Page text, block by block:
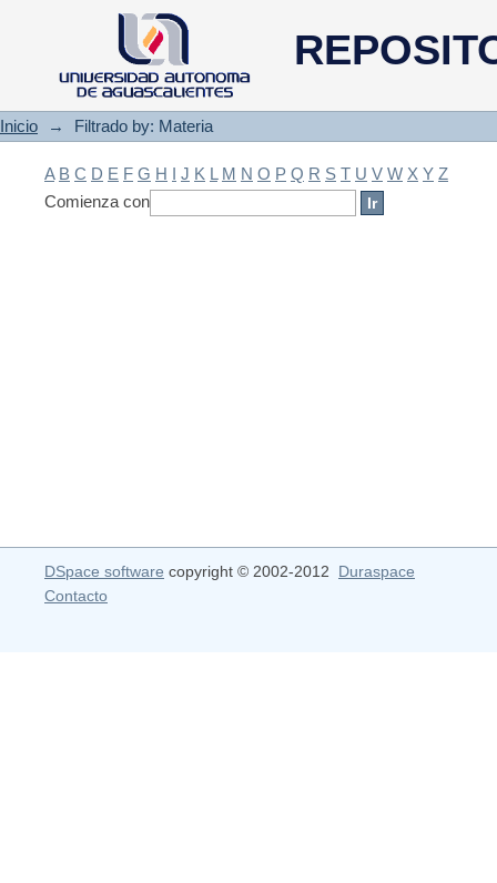
Filtrado by: Materia
Inicio → Filtrado by: Materia
A B C D E F G H I J K L M N O P Q R S T U V W X Y Z
Comienza con
DSpace software copyright © 2002-2012 Duraspace
Contacto